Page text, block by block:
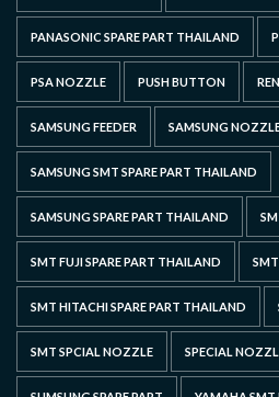
PANASONIC SPARE PART THAILAND
PSA NOZZLE PUSH BUTTON
SAMSUNG FEEDER SAMSUNG
SAMSUNG SMT SPARE PART THAILAND
SAMSUNG SPARE PART THAILAND
SMT FUJI SPARE PART THAILAND
SMT HITACHI SPARE PART THAILAND
SMT SPCIAL NOZZLE SPECIAL